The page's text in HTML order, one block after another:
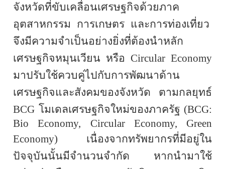
จังหวัดที่ขับเคลื่อนเศรษฐกิจด้วยภาค
อุตสาหกรรม การเกษตร และการท่องเที่ยว
จึงมีความจำเป็นอย่างยิ่งที่ต้องนำหลัก
เศรษฐกิจหมุนเวียน หรือ Circular Economy
มาปรับใช้ควบคู่ไปกับการพัฒนาด้าน
เศรษฐกิจและสังคมของจังหวัด ตามกลยุทธ์
BCG โมเดลเศรษฐกิจใหม่ของภาครัฐ (BCG:
Bio Economy, Circular Economy, Green
Economy) เนื่องจากทรัพยากรที่มีอยู่ใน
ปัจจุบันนั้นมีจำนวนจำกัด
หากนำมาใช้